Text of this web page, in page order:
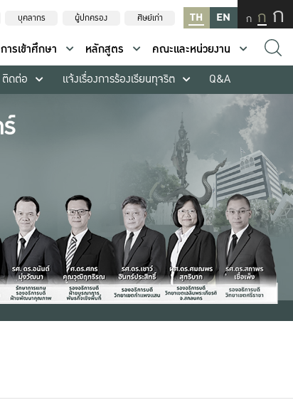
บุคลากร ผู้ปกครอง ศิษย์เก่า TH EN ก ก ก
การเข้าศึกษา หลักสูตร
คณะและหน่วยงาน
ติดต่อ แจ้งเรื่องการร้องเรียนทุจริต Q&A